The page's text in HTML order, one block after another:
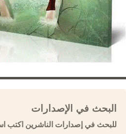
البحث في الإصدارات
للبحث في إصدارات الناشرين اكتب